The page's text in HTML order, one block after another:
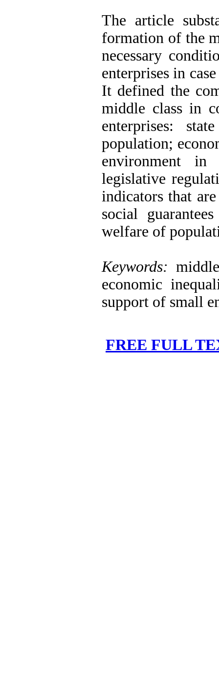
The article
formation of the
necessary
enterprises in
It defined the
middle class in
enterprises:
population;
environment in
legislative
indicators that
social
welfare of
Keywords:
economic
support of small
FREE FULL